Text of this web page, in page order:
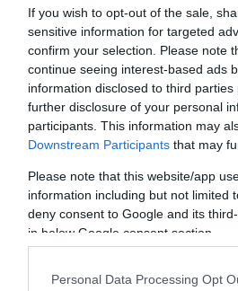
If you wish to opt-out of the sale,
sensitive information for targeted
confirm your selection. Please note
continue seeing interest-based ads
information disclosed to third
further disclosure of your personal
participants. This information may
Downstream Participants that may
Please note that this website/app
information including but not limited
deny consent to Google and its
in below Google consent section.
Personal Data Processing Opt